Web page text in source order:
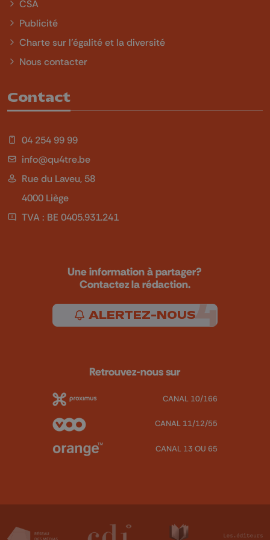
CSA
Publicité
Charte sur l'égalité et la diversité
Nous contacter
Contact
04 254 99 99
info@qu4tre.be
Rue du Laveu, 58
4000 Liège
TVA : BE 0405.931.241
Une information à partager?
Contactez la rédaction.
ALERTEZ-NOUS
Retrouvez-nous sur
CANAL 10/166
CANAL 11/12/55
CANAL 13 OU 65